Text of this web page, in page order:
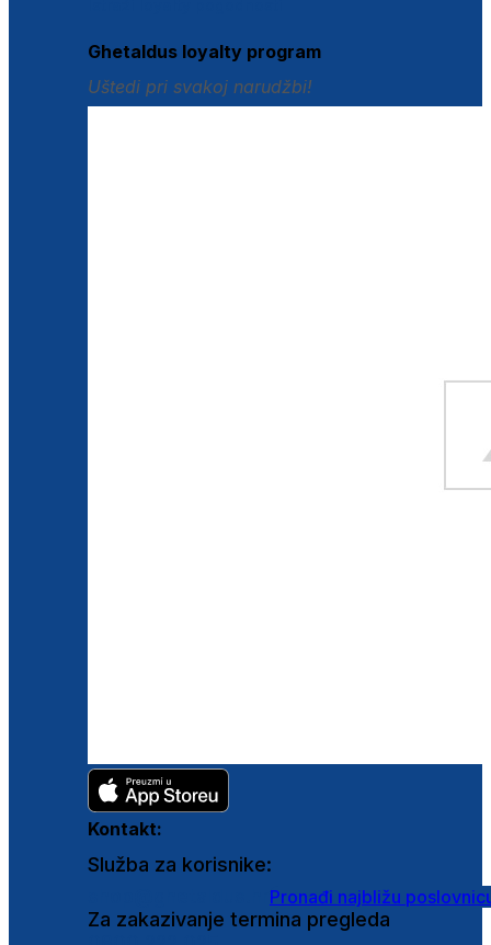
Ghetaldus loyalty program
Uštedi pri svakoj narudžbi!
Kontakt:
Služba za korisnike:
Pronađi najbližu
Za zakazivanje termina pregleda